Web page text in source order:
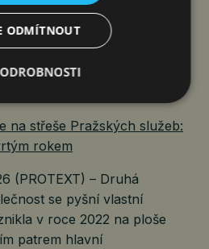
NA STŘEŠE
KVETE
ROKEM
(PROTEXT) – Druhá
se pyšní vlastní
v roce 2022 na ploše
patrem hlavní
ODMÍTNOUT